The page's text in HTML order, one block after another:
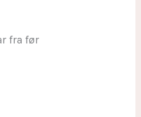
fra før